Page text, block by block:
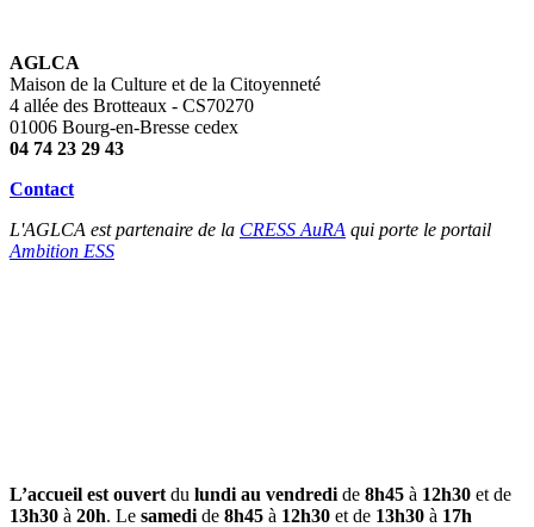
AGLCA
Maison de la Culture et de la Citoyenneté
4 allée des Brotteaux - CS70270
01006 Bourg-en-Bresse cedex
04 74 23 29 43
Contact
L'AGLCA est partenaire de la CRESS AuRA qui porte le portail
Ambition ESS
L’accueil est ouvert du lundi au vendredi de 8h45 à 12h30 et de
13h30 à 20h. Le samedi de 8h45 à 12h30 et de 13h30 à 17h